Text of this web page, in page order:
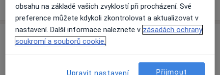
Adresa
Jivavská 20, Šternberk785 01
obsahu na základě vašich zvyklostí při procházení. Své
preference můžete kdykoli zkontrolovat a aktualizovat v
nastavení. Další informace naleznete v zásadách ochrany
soukromí a souborů cookie.
Upravit nastavení Přijmout